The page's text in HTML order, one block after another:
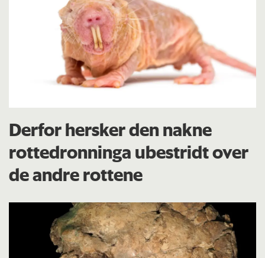
Derfor hersker den nakne
rottedronninga ubestridt over
de andre rottene